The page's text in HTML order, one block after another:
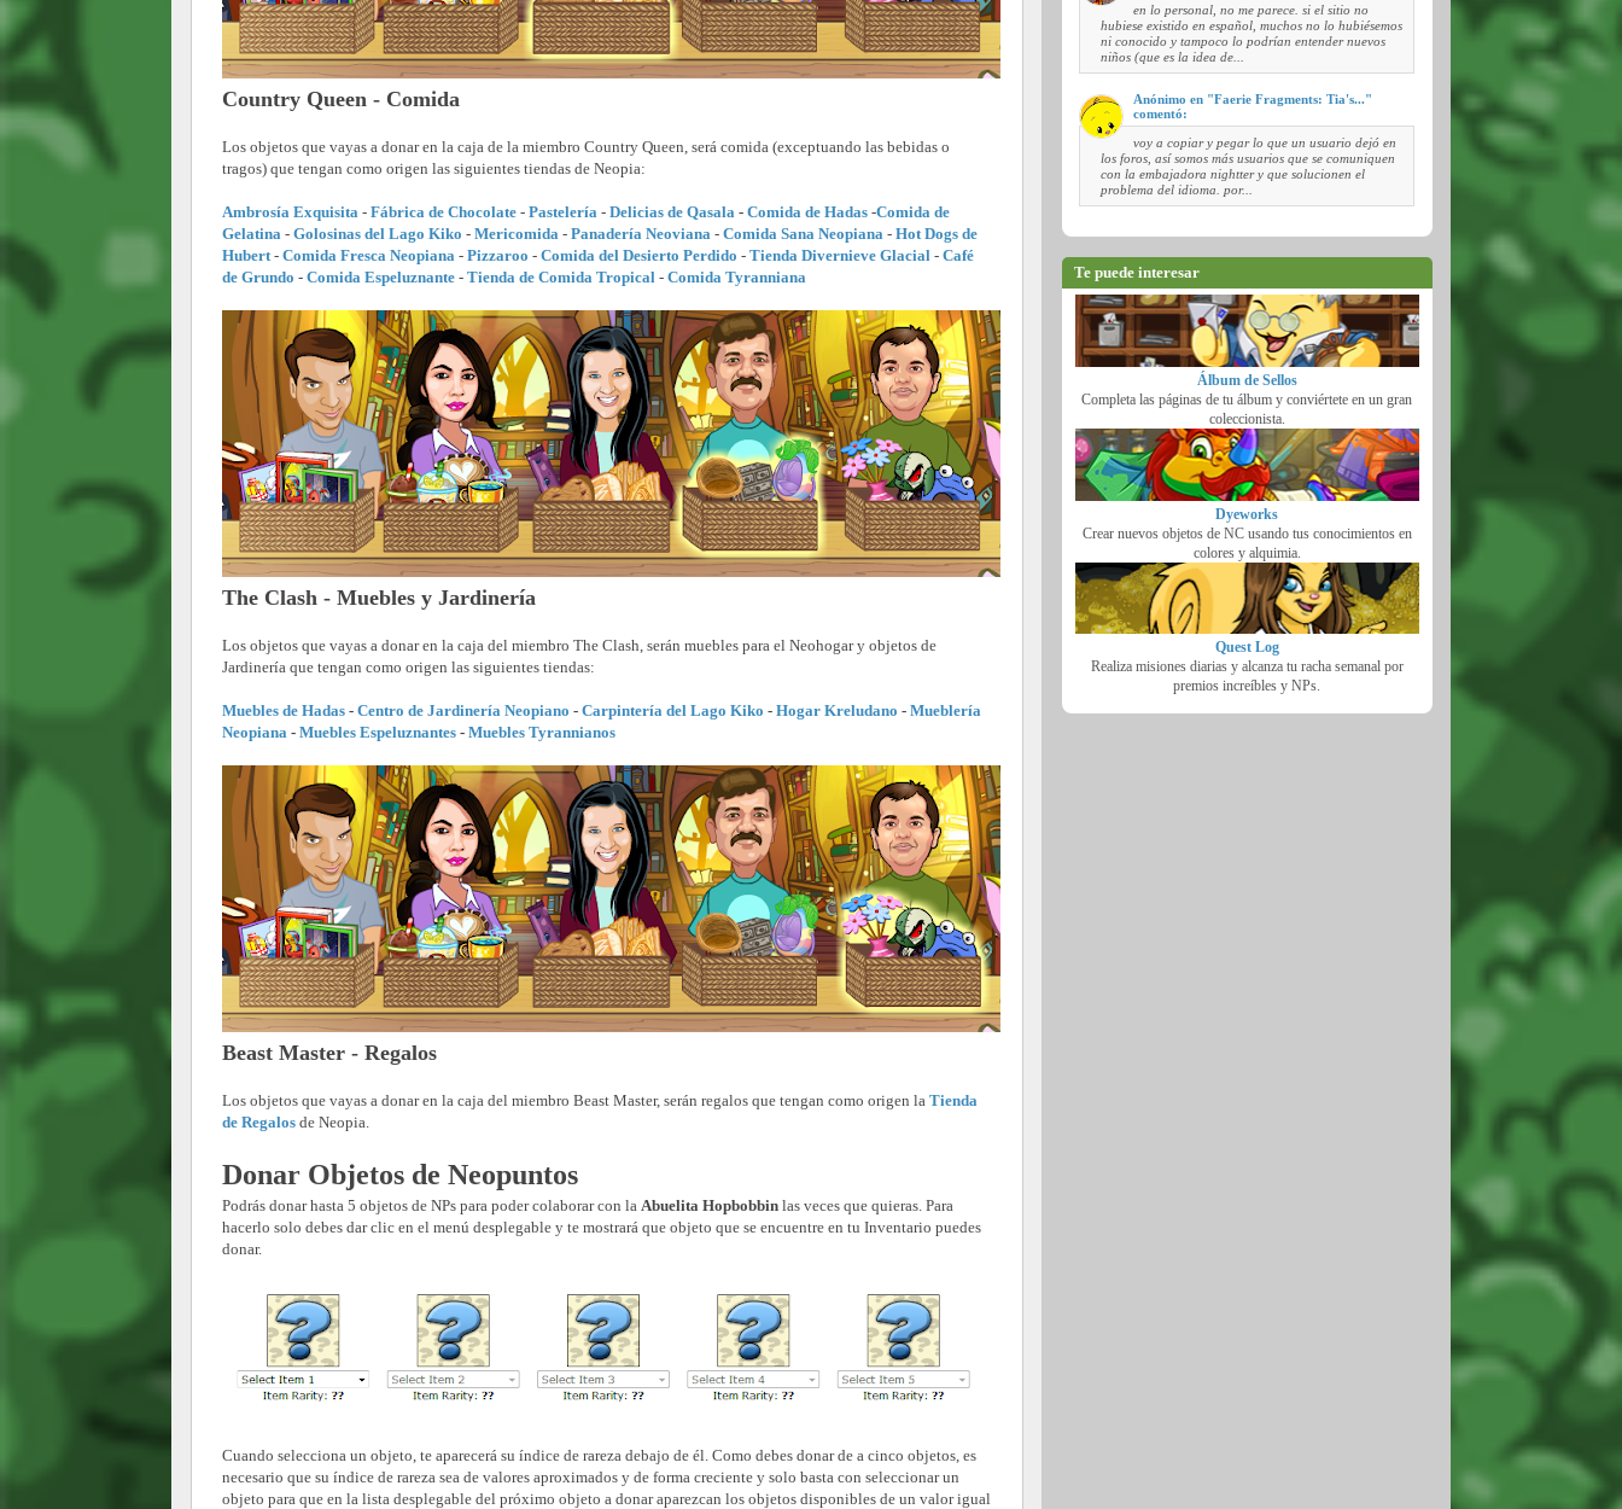
Country Queen - Comida
Los objetos que vayas a donar en la caja de la miembro Country Queen, será comida (exceptuando las bebidas o
tragos) que tengan como origen las siguientes tiendas de Neopia:
Ambrosía Exquisita - Fábrica de Chocolate - Pastelería - Delicias de Qasala - Comida de Hadas -Comida de
Gelatina - Golosinas del Lago Kiko - Mericomida - Panadería Neoviana - Comida Sana Neopiana - Hot Dogs de
Hubert - Comida Fresca Neopiana - Pizzaroo - Comida del Desierto Perdido - Tienda Divernieve Glacial - Café
de Grundo - Comida Espeluznante - Tienda de Comida Tropical - Comida Tyranniana
The Clash - Muebles y Jardinería
Los objetos que vayas a donar en la caja del miembro The Clash, serán muebles para el Neohogar y objetos de
Jardinería que tengan como origen las siguientes tiendas:
Muebles de Hadas - Centro de Jardinería Neopiano - Carpintería del Lago Kiko - Hogar Kreludano - Mueblería
Neopiana - Muebles Espeluznantes - Muebles Tyrannianos
Beast Master - Regalos
Los objetos que vayas a donar en la caja del miembro Beast Master, serán regalos que tengan como origen la Tienda
de Regalos de Neopia.
Donar Objetos de Neopuntos
Podrás donar hasta 5 objetos de NPs para poder colaborar con la Abuelita Hopbobbin las veces que quieras. Para
hacerlo solo debes dar clic en el menú desplegable y te mostrará que objeto que se encuentre en tu Inventario puedes
donar.
Cuando selecciona un objeto, te aparecerá su índice de rareza debajo de él. Como debes donar de a cinco objetos, es
necesario que su índice de rareza sea de valores aproximados y de forma creciente y solo basta con seleccionar un
objeto para que en la lista desplegable del próximo objeto a donar aparezcan los objetos disponibles de un valor igual
en lo personal, no me parece. si el sitio no
hubiese existido en español, muchos no lo hubiésemos
ni conocido y tampoco lo podrían entender nuevos
niños (que es la idea de...
Anónimo en "Faerie Fragments: Tia's..."
comentó:
voy a copiar y pegar lo que un usuario dejó en
los foros, así somos más usuarios que se comuniquen
con la embajadora nightter y que solucionen el
problema del idioma. por...
Te puede interesar
Álbum de Sellos
Completa las páginas de tu álbum y conviértete en un gran
coleccionista.
Dyeworks
Crear nuevos objetos de NC usando tus conocimientos en
colores y alquimia.
Quest Log
Realiza misiones diarias y alcanza tu racha semanal por
premios increíbles y NPs.